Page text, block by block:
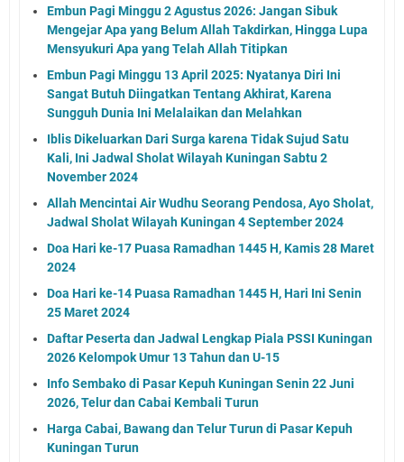
Embun Pagi Minggu 2 Agustus 2026: Jangan Sibuk
Mengejar Apa yang Belum Allah Takdirkan, Hingga Lupa
Mensyukuri Apa yang Telah Allah Titipkan
Embun Pagi Minggu 13 April 2025: Nyatanya Diri Ini
Sangat Butuh Diingatkan Tentang Akhirat, Karena
Sungguh Dunia Ini Melalaikan dan Melahkan
Iblis Dikeluarkan Dari Surga karena Tidak Sujud Satu
Kali, Ini Jadwal Sholat Wilayah Kuningan Sabtu 2
November 2024
Allah Mencintai Air Wudhu Seorang Pendosa, Ayo Sholat,
Jadwal Sholat Wilayah Kuningan 4 September 2024
Doa Hari ke-17 Puasa Ramadhan 1445 H, Kamis 28 Maret
2024
Doa Hari ke-14 Puasa Ramadhan 1445 H, Hari Ini Senin
25 Maret 2024
Daftar Peserta dan Jadwal Lengkap Piala PSSI Kuningan
2026 Kelompok Umur 13 Tahun dan U-15
Info Sembako di Pasar Kepuh Kuningan Senin 22 Juni
2026, Telur dan Cabai Kembali Turun
Harga Cabai, Bawang dan Telur Turun di Pasar Kepuh
Kuningan Turun